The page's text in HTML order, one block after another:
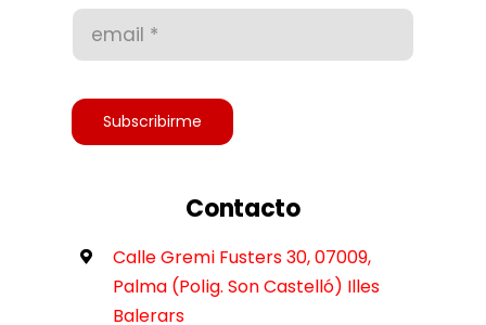
Accesibilidad
Subscribirme
Contacto
Calle Gremi Fusters 30, 07009,
Palma (Polig. Son Castelló) Illes
Balerars